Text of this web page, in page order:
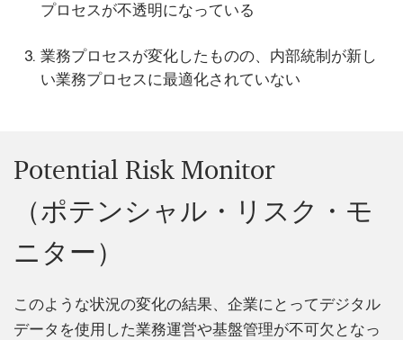
プロセスが不透明になっている
業務プロセスが変化したものの、内部統制が新し
い業務プロセスに最適化されていない
Potential Risk Monitor
（ポテンシャル・リスク・モ
ニター）
このような状況の変化の結果、企業にとってデジタル
データを使用した業務運営や基盤管理が不可欠となっ